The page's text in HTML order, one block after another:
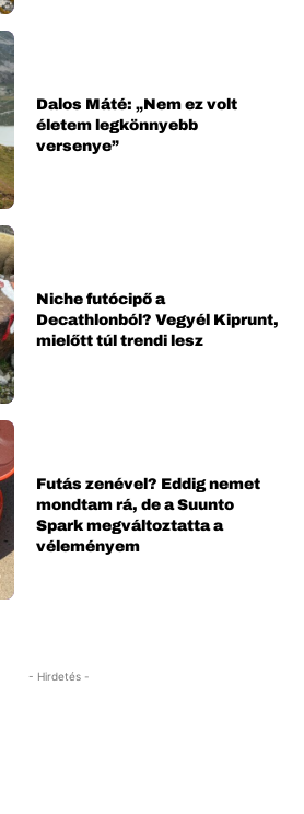
Dalos Máté: „Nem ez volt
életem legkönnyebb
versenye”
Niche futócipő a
Decathlonból? Vegyél Kiprunt,
mielőtt túl trendi lesz
Futás zenével? Eddig nemet
mondtam rá, de a Suunto
Spark megváltoztatta a
véleményem
- Hirdetés -